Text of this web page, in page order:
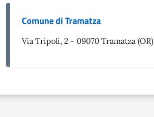
Comune di Tramatza
Via Tripoli, 2 - 09070 Tramatza (OR)